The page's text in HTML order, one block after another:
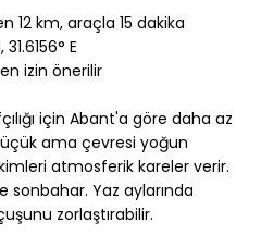
12 km, araçla 15 dakika
E
izin önerilir
için Abant'a göre daha az
ama çevresi yoğun
atmosferik kareler verir.
sonbahar. Yaz aylarında
zorlaştırabilir.